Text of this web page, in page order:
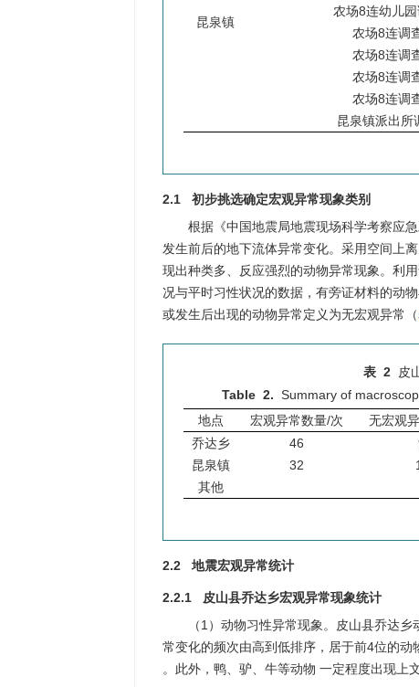
昆泉镇
农场8连幼儿
农场8连调
农场8连调
农场8连调
农场8连调
昆泉镇派出所
2.1 初步挑选确定宏观异常现象类别
根据《中国地震局地震现场科学考察应
发生前后的地下流体异常变化。采用空间上
现出种类多、反应强烈的动物异常现象。利
况与平时习性状况的数据，有旁证材料的动
或发生后出现的动物异常定义为无宏观异常（
表 2
皮
Table 2. Summary of
地点
宏观异常数量/次 无宏观
乔达乡
46
昆泉镇
32
其他
2.2 地震宏观异常统计
2.2.1 皮山县乔达乡宏观异常现象统计
（1）动物习性异常现象。皮山县乔达
常变化的频次由高到低排序，居于前4位的
。此外，鸭、驴、牛等动物 一定程度出现上